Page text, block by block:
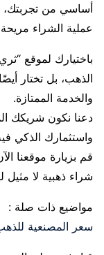
أساسي من
عملية الشراء
باختيارك لموقع
الذهب، بل تختار
والخدمة الممتازة.
دعنا نكون شريكك
واستثمارك الذكي
قم بزيارة موقعنا
شراء ذهبية لا مثيل
مواضيع ذات صلة :
سعر المصنعية